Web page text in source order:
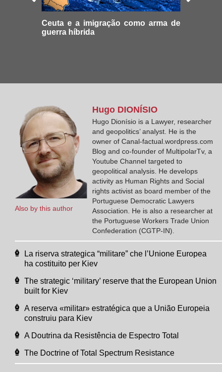
Ceuta e a imigração como arma de
guerra híbrida
Also by this author
Hugo DIONÍSIO
Hugo Dionísio is a Lawyer, researcher
and geopolitics’ analyst. He is the
owner of Canal-factual.wordpress.com
Blog and co-founder of MultipolarTv, a
Youtube Channel targeted to
geopolitical analysis. He develops
activity as Human Rights and Social
rights activist as board member of the
Portuguese Democratic Lawyers
Association. He is also a researcher at
the Portuguese Workers Trade Union
Confederation (CGTP-IN).
La riserva strategica “militare” che l’Unione Europea
ha costituito per Kiev
The strategic ‘military’ reserve that the European Union
built for Kiev
A reserva «militar» estratégica que a União Europeia
construiu para Kiev
A Doutrina da Resistência de Espectro Total
The Doctrine of Total Spectrum Resistance